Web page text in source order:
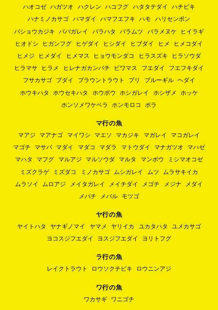
ハオコゼ ハガツオ ハクレン ハコフグ ハタタテダイ
ハチビキ
ハナミノカサゴ
ハマダイ ハマフエフキ ハモ
ハリセンボン
バショウカジキ
ババガレイ バラハタ バラムツ バラメヌケ
ヒイラギ
ヒオドシ
ヒガンフグ ヒゲダイ ヒシダイ ヒブダイ ヒメ
ヒメコダイ
ヒメジ
ヒメダイ ヒメマス ヒョウモンダコ ヒラスズキ
ヒラソウダ
ヒラマサ
ヒラメ ヒレナガカンパチ ビワマス フエダイ
フエフキダイ
フサカサゴ
ブダイ ブラウントラウト ブリ ブルーギル
ヘダイ
ホウキハタ
ホウセキハタ ホウボウ ホシガレイ ホシザメ
ホッケ
ホンソメワケベラ
ホンモロコ ボラ
マ行の魚
マアジ マアナゴ マイワシ マエソ マカジキ マガレイ
マコガレイ
マゴチ
マサバ マダイ マダコ マダラ マトウダイ マナガツオ
マハゼ
マハタ
マフグ マルアジ マルソウダ マルタ マンボウ
ミシマオコゼ
ミズクラゲ
ミズダコ ミノカサゴ ムシガレイ ムツ
ムラサキイカ
ムラソイ
ムロアジ メイタガレイ メイチダイ メゴチ メジナ
メダイ
メバチ
メバル モツゴ
ヤ行の魚
ヤイトハタ ヤナギノマイ ヤマメ ヤリイカ ユカタハタ
ユメカサゴ
ヨコスジフエダイ
ヨスジフエダイ ヨリトフグ
ラ行の魚
レイクトラウト ロウソクチビキ ロウニンアジ
ワ行の魚
ワカサギ ワニゴチ